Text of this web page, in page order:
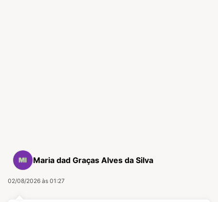
Maria dad Graças Alves da Silva
02/08/2026 às 01:27